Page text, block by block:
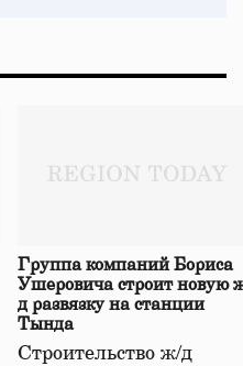
Группа компаний Бориса
Ушеровича строит новую
д развязку на станции
Тында
Строительство ж/д